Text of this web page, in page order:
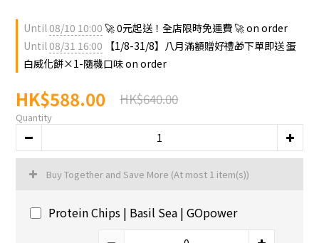
Until08/10 10:00 🚀 0元起送！全店限時免運費 🚀 on order
Until08/31 16:00 【1/8-31/8】八月滿額贈好禮🎁下單即送 蛋
白威化餅×1-隨機口味 on order
HK$588.00 HK$640.00
Quantity
Buy Together and Save More (At most 1 item(s))
Protein Chips | Basil Sea | GOpower